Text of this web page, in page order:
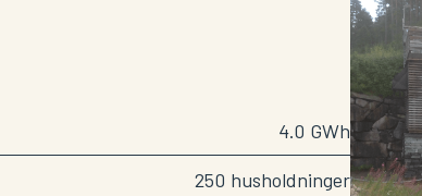
4.0 GWh
250 husholdninger